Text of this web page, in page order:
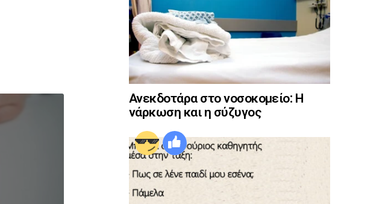
Ανεκδοτάρα στο νοσοκομείο: Η
νάρκωση και η σύζυγος